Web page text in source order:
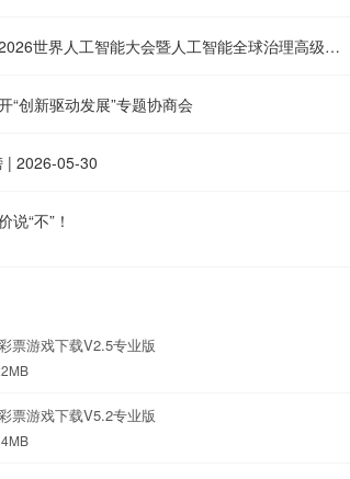
习近平出席2026世界人工智能大会暨人工智能全球治理高级别会议开幕式并发表主旨讲话
“创新驱动发展”专题协商会
| 2026-05-30
说“不”！
票游戏下载V2.5专业版
票游戏下载V5.2专业版